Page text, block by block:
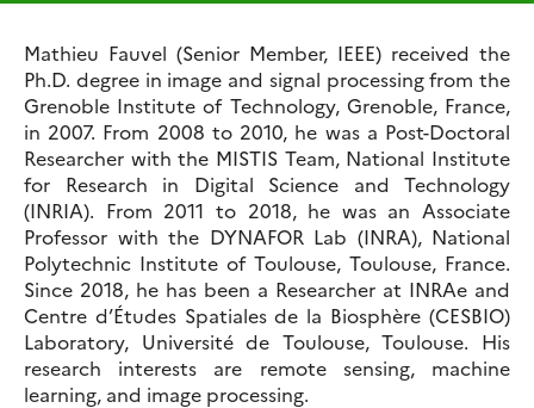
Mathieu Fauvel (Senior Member, IEEE) received the
Ph.D. degree in image and signal processing from the
Grenoble Institute of Technology, Grenoble, France,
in 2007. From 2008 to 2010, he was a Post-Doctoral
Researcher with the MISTIS Team, National Institute
for Research in Digital Science and Technology
(INRIA). From 2011 to 2018, he was an Associate
Professor with the DYNAFOR Lab (INRA), National
Polytechnic Institute of Toulouse, Toulouse, France.
Since 2018, he has been a Researcher at INRAe and
Centre d’Études Spatiales de la Biosphère (CESBIO)
Laboratory, Université de Toulouse, Toulouse. His
research interests are remote sensing, machine
learning, and image processing.